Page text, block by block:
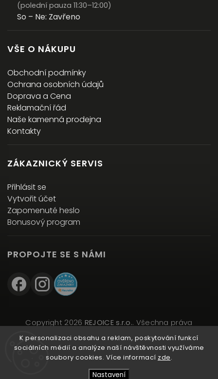
K personalizaci obsahu a reklam, poskytování funkcí
sociálních médií a analýze naší návštěvnosti využíváme
soubory cookies. Více informací zde.
Nastavení
(polední pauza 11:30–12:00)
So – Ne: Zavřeno
VŠE O NÁKUPU
Obchodní podmínky
Ochrana osobních údajů
Doprava a Cena
Reklamační řád
Naše kamenná prodejna
Kontakty
ZÁKAZNICKÝ SERVIS
Přihlásit se
Vytvořit účet
Zapomenuté heslo
Bonusový program
PROPOJTE SE S NÁMI
Copyright 2026 REJOICE s.r.o.. Všechna práva
vyhrazena.
Upravit nastavení cookies
VytvořilShoptet| DesignShoptak.cz